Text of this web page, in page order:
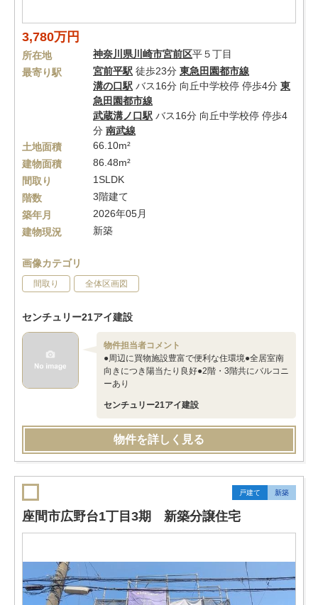
3,780万円
所在地 神奈川県川崎市宮前区平５丁目
最寄り駅
宮前平駅 徒歩23分 東急田園都市線
溝の口駅 バス16分 向丘中学校停 停歩4分 東
急田園都市線
武蔵溝ノ口駅 バス16分 向丘中学校停 停歩4
分 南武線
土地面積
66.10m²
建物面積
86.48m²
間取り
1SLDK
階数
3階建て
築年月
2026年05月
建物現況
新築
画像カテゴリ
間取り 全体区画図
センチュリー21アイ建設
物件担当者コメント
●周辺に買物施設豊富で便利な住環境●全居室南
向きにつき陽当たり良好●2階・3階共にバルコニ
ーあり
センチュリー21アイ建設
物件を詳しく見る
戸建て 新築
座間市広野台1丁目3期 新築分譲住宅